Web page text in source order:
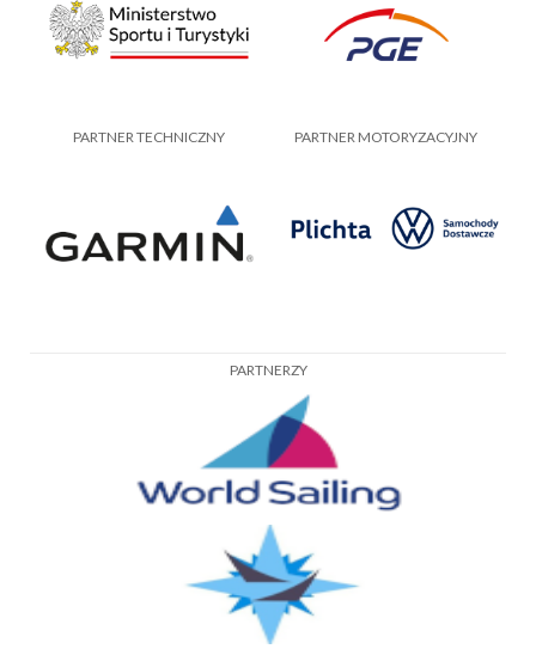
PARTNER TECHNICZNY PARTNER MOTORYZACYJNY
PARTNERZY